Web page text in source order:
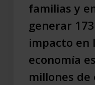
173.048
impacto
familias y
generar
impacto en
economía
millones de